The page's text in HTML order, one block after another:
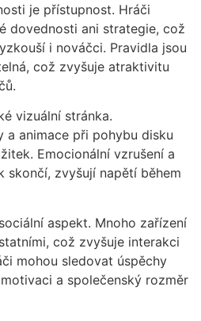
je přístupnost. Hráči
dovednosti ani strategie, což
i nováčci. Pravidla jsou
což zvyšuje atraktivitu
vizuální stránka.
a animace při pohybu disku
Emocionální vzrušení a
skončí, zvyšují napětí během
aspekt. Mnoho zařízení
což zvyšuje interakci
mohou sledovat úspěchy
a společenský rozměr